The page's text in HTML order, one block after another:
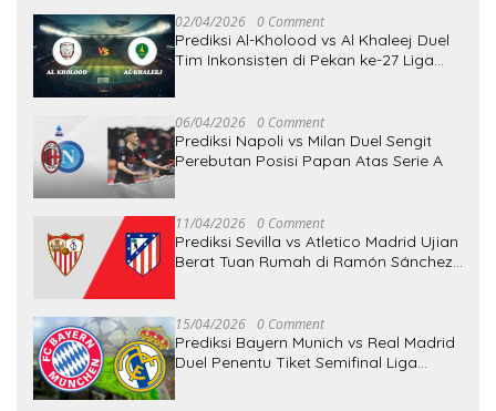
02/04/2026 0 Comment
Prediksi Al-Kholood vs Al Khaleej Duel
Tim Inkonsisten di Pekan ke-27 Liga
06/04/2026 0 Comment
Prediksi Napoli vs Milan Duel Sengit
Perebutan Posisi Papan Atas Serie A
11/04/2026 0 Comment
Prediksi Sevilla vs Atletico Madrid Ujian
Berat Tuan Rumah di Ramón Sánchez
15/04/2026 0 Comment
Prediksi Bayern Munich vs Real Madrid
Duel Penentu Tiket Semifinal Liga